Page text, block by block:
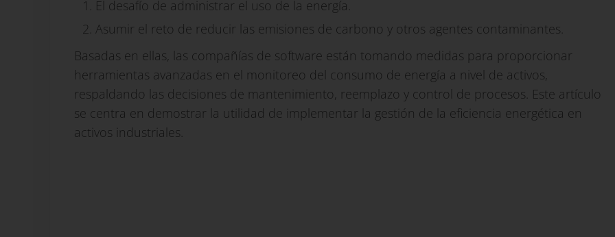
El desafío de administrar el uso de la energía.
Asumir el reto de reducir las emisiones de carbono y otros agentes contaminantes.
Basadas en ellas, las compañías de software están tomando medidas para proporcionar
herramientas avanzadas en el monitoreo del consumo de energía a nivel de activos,
respaldando las decisiones de mantenimiento, reemplazo y control de procesos. Este artículo
se centra en demostrar la utilidad de implementar la gestión de la eficiencia energética en
activos industriales.